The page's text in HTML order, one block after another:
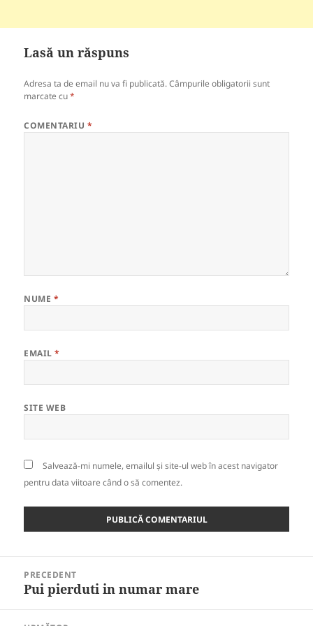
Lasă un răspuns
Adresa ta de email nu va fi publicată. Câmpurile obligatorii sunt
marcate cu*
COMENTARIU *
NUME *
EMAIL*
SITE WEB
Salvează-mi numele, emailul și site-ul web în acest navigator
pentru data viitoare când o să comentez.
articole
PRECEDENT
Articolul
Pui pierduti in numar mare